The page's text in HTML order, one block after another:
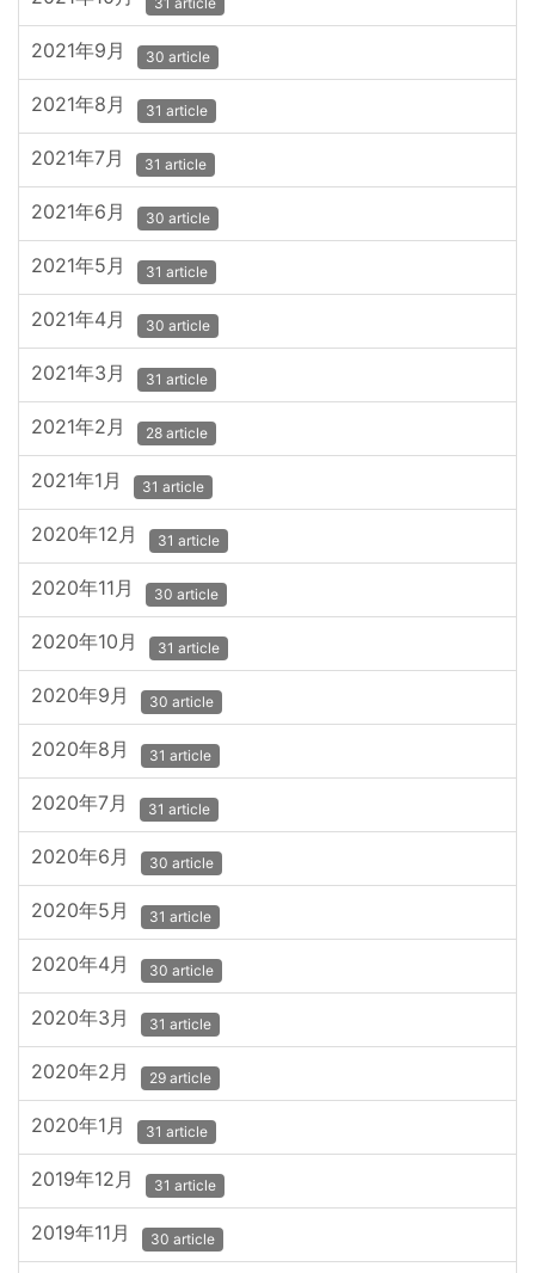
2021年9月 30 article
2021年8月 31 article
2021年7月 31 article
2021年6月 30 article
2021年5月 31 article
2021年4月 30 article
2021年3月 31 article
2021年2月 28 article
2021年1月 31 article
2020年12月 31 article
2020年11月 30 article
2020年10月 31 article
2020年9月 30 article
2020年8月 31 article
2020年7月 31 article
2020年6月 30 article
2020年5月 31 article
2020年4月 30 article
2020年3月 31 article
2020年2月 29 article
2020年1月 31 article
2019年12月 31 article
2019年11月 30 article